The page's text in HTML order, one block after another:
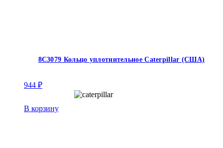
8С3079 Кольцо уплотнительное Caterpillar (США)
944 ₽
В корзину